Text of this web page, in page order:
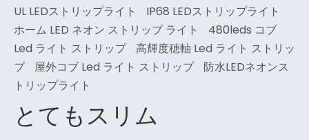
UL LEDストリップライト
IP68 LEDストリップライト
ホーム LED ネオン ストリップ ライト
480leds コブ
Led ライト ストリップ
高輝度穂軸 Led ライト ストリッ
プ
屋外コブ Led ライト ストリップ
防水LEDネオンス
トリップライト
とてもスリム